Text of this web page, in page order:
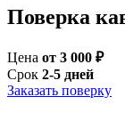
Поверка
Цена от 3 000 ₽
Срок 2-5 дней
Заказать поверку